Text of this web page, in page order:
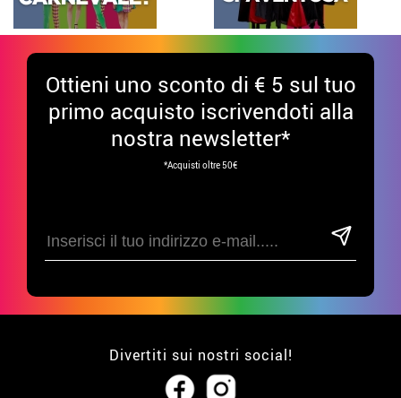
Ottieni uno sconto di € 5 sul tuo
primo acquisto iscrivendoti alla
nostra newsletter*
*Acquisti oltre 50€
Divertiti sui nostri social!